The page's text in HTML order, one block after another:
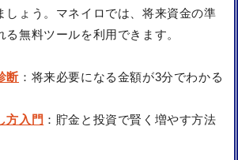
しょう。マネイロでは、将来資金の準
無料ツールを利用できます。
断 ：将来必要になる金額が3分でわかる
方入門 ：貯金と投資で賢く増やす方法